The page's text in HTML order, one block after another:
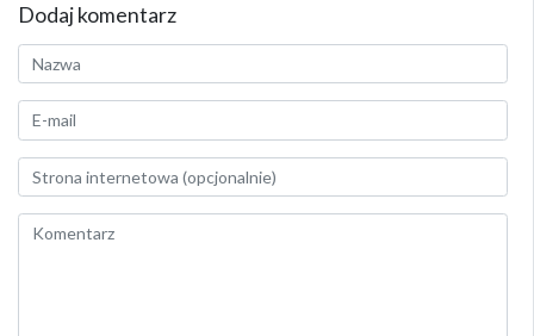
Dodaj komentarz